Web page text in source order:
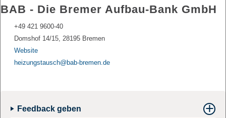
BAB - Die Bremer Aufbau-Bank GmbH
+49 421 9600-40
Domshof 14/15, 28195 Bremen
Website
heizungstausch@bab-bremen.de
Feedback geben